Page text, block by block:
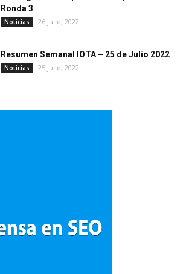
Ronda 3
Noticias 26 julio, 2022
Resumen Semanal IOTA – 25 de Julio 2022
Noticias 25 julio, 2022